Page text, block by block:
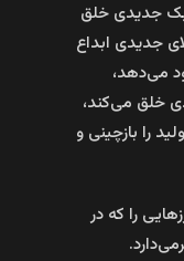
جدیدی خلق
جدیدی ابداع
می‌دهد،
خلق می‌کند،
را بازچینی و
را که در